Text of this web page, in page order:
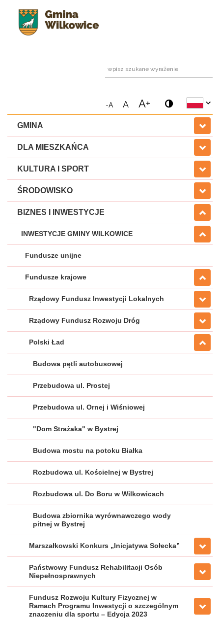
-A A A+
GMINA
DLA MIESZKAŃCA
KULTURA I SPORT
ŚRODOWISKO
BIZNES I INWESTYCJE
INWESTYCJE GMINY WILKOWICE
Fundusze unijne
Fundusze krajowe
Rządowy Fundusz Inwestycji Lokalnych
Rządowy Fundusz Rozwoju Dróg
Polski Ład
Budowa pętli autobusowej
Przebudowa ul. Prostej
Przebudowa ul. Ornej i Wiśniowej
"Dom Strażaka" w Bystrej
Budowa mostu na potoku Białka
Rozbudowa ul. Kościelnej w Bystrej
Rozbudowa ul. Do Boru w Wilkowicach
Budowa zbiornika wyrównawczego wody
pitnej w Bystrej
Marszałkowski Konkurs „Inicjatywa Sołecka”
Państwowy Fundusz Rehabilitacji Osób
Niepełnosprawnych
Fundusz Rozwoju Kultury Fizycznej w
Ramach Programu Inwestycji o szczególnym
znaczeniu dla sportu – Edycja 2023